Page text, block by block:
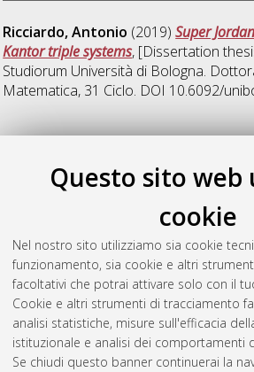
Questo sito web
cookie
Nel nostro sito utilizziamo sia cookie
funzionamento, sia cookie e altri
facoltativi che potrai attivare solo con il
Cookie e altri strumenti di tracciamento
analisi statistiche, misure sull'efficacia
istituzionale e analisi dei comportamenti
Se chiudi questo banner continuerai la
Ricciardo, Antonio (2019)Super
Kantor triple systems, [Dissertation
Studiorum Università di Bologna.
Matematica, 31 Ciclo. DOI 10.6092/
T
Tora, Veronica(2019)Mathematical
diseases: formation of senile plaques
tangles in Alzheimer's disease. ,
Mater Studiorum Università di
Matematica, 31 Ciclo. DOI 10.6092/
Questa lista e' stata generata il